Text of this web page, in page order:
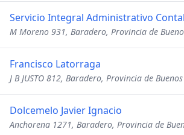
M Moreno 931, Baradero, Provincia de
Francisco Latorraga
J B JUSTO 812, Baradero, Provincia de
Dolcemelo Javier Ignacio
Anchorena 1271, Baradero, Provincia de